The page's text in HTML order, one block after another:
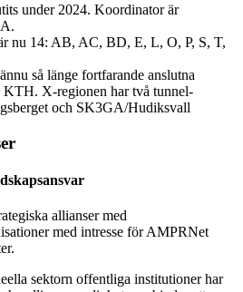
under 2024. Koordinator är
nu 14: AB, AC, BD, E, L, O, P, S, T,
så länge fortfarande anslutna
KTH. X-regionen har två tunnel-
och SK3GA/Hudiksvall
allianser med
med intresse för AMPRNet
sektorn offentliga institutioner har